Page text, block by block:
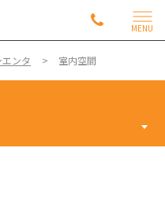
MENU
エンタ 室内空間